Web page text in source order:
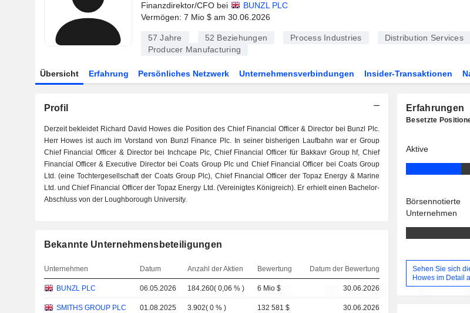
Finanzdirektor/CFO bei
BUNZL PLC
Vermögen: 7 Mio $ am 30.06.2026
57 Jahre 52 Beziehungen Process Industries
Distribution Services
Producer Manufacturing
Übersicht Erfahrung Persönliches Netzwerk Unternehmensverbindungen Insider-Transaktionen
Profil
Derzeit bekleidet Richard David Howes die Position des Chief Financial Officer & Director bei Bunzl Plc.
Herr Howes ist auch im Vorstand von Bunzl Finance Plc. In seiner bisherigen Laufbahn war er Group
Chief Financial Officer & Director bei Inchcape Plc, Chief Financial Officer für Bakkavr Group hf, Chief
Financial Officer & Executive Director bei Coats Group Plc und Chief Financial Officer bei Coats Group
Ltd. (eine Tochtergesellschaft der Coats Group Plc), Chief Financial Officer der Topaz Energy & Marine
Ltd. und Chief Financial Officer der Topaz Energy Ltd. (Vereinigtes Königreich). Er erhielt einen Bachelor-
Abschluss von der Loughborough University.
Bekannte Unternehmensbeteiligungen
Unternehmen Datum Anzahl der Aktien Bewertung Datum der Bewertung
BUNZL PLC 06.05.2026 184.260(0,06 % ) 6 Mio $ 30.06.2026
SMITHS GROUP PLC 01.08.2025 3.902(0 % ) 132 581 $ 30.06.2026
Erfahrungen
Besetzte
Aktive
Börsennotierte
Unternehmen
Sehen Sie sich
Howes im Detail